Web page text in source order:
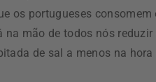
os portugueses
na mão de todos nós
de sal a menos na